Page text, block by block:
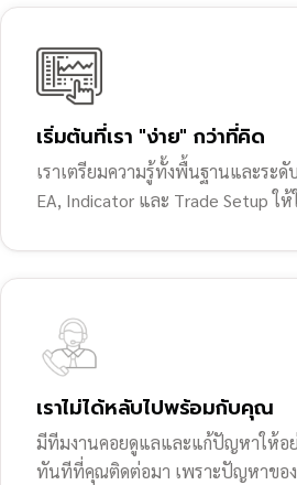
เริ่มต้นที่เรา "ง่าย" กว่าที่คิด
เราเตรียมความรู้ทั้งพื้นฐานและระ
EA, Indicator และ Trade Setup ใ
เราไม่ได้หลับไปพร้อมกับคุณ
มีทีมงานคอยดูแลและแก้ปัญหาให้อ
ทันทีที่คุณติดต่อมา เพราะปัญหาขอ